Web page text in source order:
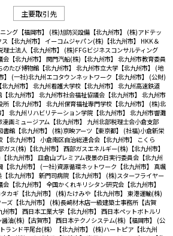
主要取引先
ング【福岡市】 (株)旭防災設備【北九州市】 (株)アドテッ
【北九州市】 イーコムジャパン(株)【北九州市】 HKK＆
理士法人【北九州市】 (株)FFGビジネスコンサルティング
【北九州市】 関門汽船(株)【北九州市】 北九州市教育委員
たび博物館【北九州市】 北九州市立大学【北九州市】 (地
(一社)北九州エコタウンネットワーク【北九州市】 (公財)
九州市】 北九州看護大学校【北九州市】 北九州高速鉄道
北九州市】 北九州市社会福祉協議会【北九州市】 北九州市
【北九州市】 北九州保育福祉専門学校【北九州市】 (株)北
北九州リハビリテーション学院【北九州市】 北九州市響灘
画ミュージアム【北九州市】 九州北部税理士会小倉支部
館【北九州市】 (株)京映アーツ【東京都】 (社福)小倉新栄
北九州市】 小倉南区自治総連合会【北九州市】
こくら
ガス(株)【北九州市】 西部ガスエネルギー(株)【北九州市】
北九州市】 皿倉山プレミアム夜景の日実行委員会【北九州
北九州市】 (一社)資源循環ネットワーク【北九州市】 真颯
北九州市】 新門司病院【北九州市】 (株)スターフライヤー
【北九州市】 全国かくれキリシタン研究会【北九州市】
カギ【北九州市】 (株)たけみや【北九州市】 東港運輸(株)
ズ【北九州市】 (株)長崎材木店一級建築士事務所【古賀
市】 西日本工業大学【北九州市】 西日本ペットボトルリ
油(株)【古賀市】 西日本テクノシステム(株)【福岡市】 (公
ランド平尾台(株）【北九州市】 (株)ハートピア【北九州